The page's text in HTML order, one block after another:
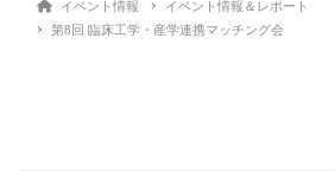
イベント情報
イベント情報＆レポート
第8回 臨床工学・産学連携マッチング会